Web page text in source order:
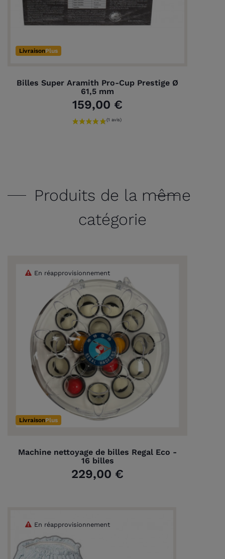
LivraisonPlus
Billes Super Aramith Pro-Cup Prestige Ø
61,5 mm
159,00 €
Produits de la même
catégorie
LivraisonPlus
Machine nettoyage de billes Regal Eco -
16 billes
229,00 €
En réapprovisionnement
En réapprovisionnement